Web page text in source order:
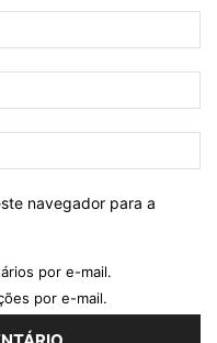
navegador para a
por e-mail.
por e-mail.